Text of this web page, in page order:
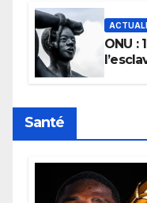
ONU :
Santé